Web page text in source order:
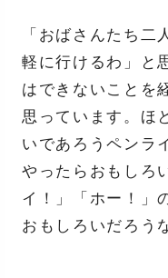
「おばさんたち二
軽に行けるわ」と
はできないことを
思っています。ほ
いであろうペンラ
やったらおもしろ
イ！」「ホー！」
おもしろいだろう